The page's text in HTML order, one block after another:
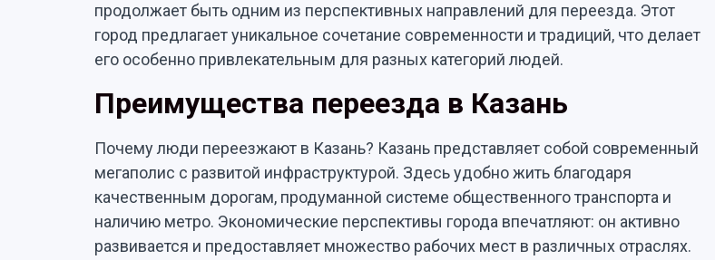
продолжает быть одним из перспективных направлений для переезда. Этот
город предлагает уникальное сочетание современности и традиций, что делает
его особенно привлекательным для разных категорий людей.
Преимущества переезда в Казань
Почему люди переезжают в Казань? Казань представляет собой современный
мегаполис с развитой инфраструктурой. Здесь удобно жить благодаря
качественным дорогам, продуманной системе общественного транспорта и
наличию метро. Экономические перспективы города впечатляют: он активно
развивается и предоставляет множество рабочих мест в различных отраслях.